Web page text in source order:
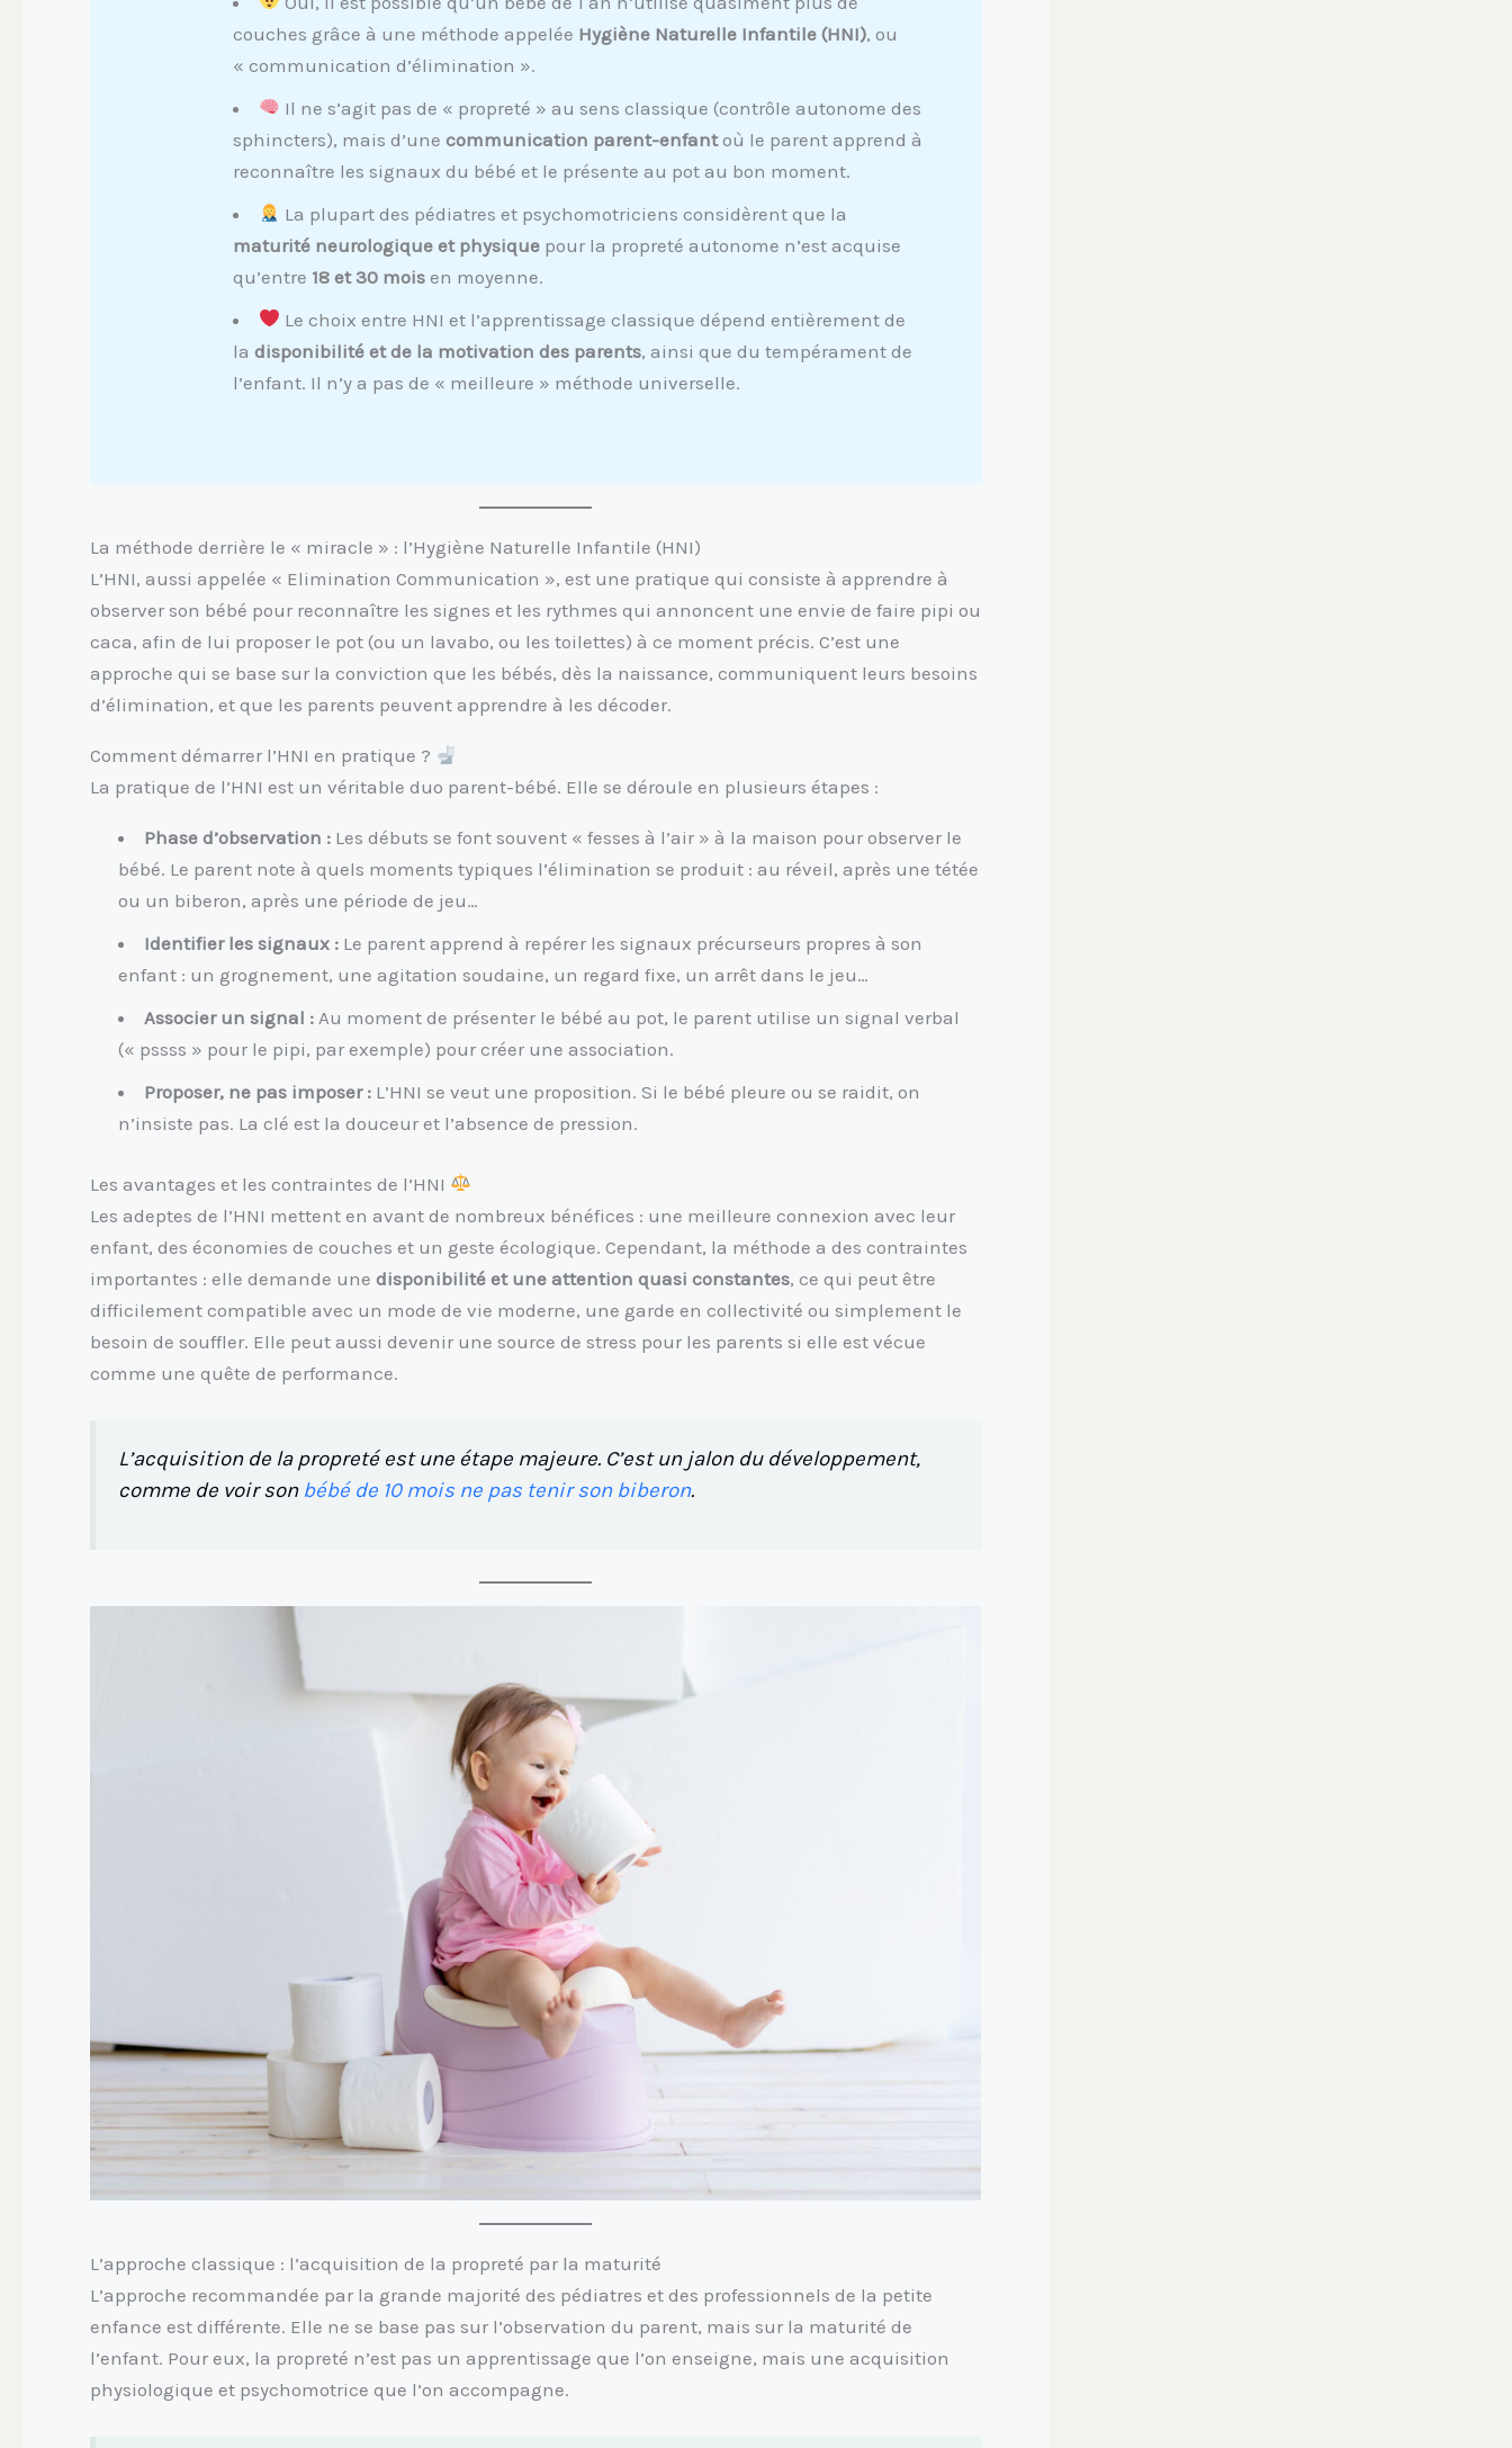
couches grâce à une méthode appelée Hygiène Naturelle Infantile (HNI), ou
« communication d’élimination ».
Il ne s’agit pas de « propreté » au sens classique (contrôle autonome des
sphincters), mais d’une communication parent-enfantoù le parent apprend à
reconnaître les signaux du bébé et le présente au pot au bon moment.
La plupart des pédiatres et psychomotriciens considèrent que la
maturité neurologique et physique pour la propreté autonome n’est acquise
qu’entre 18 et 30 mois en moyenne.
Le choix entre HNI et l’apprentissage classique dépend entièrement de
la disponibilité et de la motivation des parents, ainsi que du tempérament de
l’enfant. Il n’y a pas de « meilleure » méthode universelle.
La méthode derrière le « miracle » : l’Hygiène Naturelle Infantile (HNI)
L’HNI, aussi appelée « Elimination Communication », est une pratique qui consiste à apprendre à
observer son bébé pour reconnaître les signes et les rythmes qui annoncent une envie de faire pipi ou
caca, afin de lui proposer le pot (ou un lavabo, ou les toilettes) à ce moment précis. C’est une
approche qui se base sur la conviction que les bébés, dès la naissance, communiquent leurs besoins
d’élimination, et que les parents peuvent apprendre à les décoder.
Comment démarrer l’HNI en pratique ?
La pratique de l’HNI est un véritable duo parent-bébé. Elle se déroule en plusieurs étapes :
Phase d’observation : Les débuts se font souvent « fesses à l’air » à la maison pour observer le
bébé. Le parent note à quels moments typiques l’élimination se produit : au réveil, après une tétée
ou un biberon, après une période de jeu…
Identifier les signaux : Le parent apprend à repérer les signaux précurseurs propres à son
enfant : un grognement, une agitation soudaine, un regard fixe, un arrêt dans le jeu…
Associer un signal : Au moment de présenter le bébé au pot, le parent utilise un signal verbal
(« pssss » pour le pipi, par exemple) pour créer une association.
Proposer, ne pas imposer : L’HNI se veut une proposition. Si le bébé pleure ou se raidit, on
n’insiste pas. La clé est la douceur et l’absence de pression.
Les avantages et les contraintes de l’HNI
Les adeptes de l’HNI mettent en avant de nombreux bénéfices : une meilleure connexion avec leur
enfant, des économies de couches et un geste écologique. Cependant, la méthode a des contraintes
importantes : elle demande une disponibilité et une attention quasi constantes, ce qui peut être
difficilement compatible avec un mode de vie moderne, une garde en collectivité ou simplement le
besoin de souffler. Elle peut aussi devenir une source de stress pour les parents si elle est vécue
comme une quête de performance.
L’acquisition de la propreté est une étape majeure. C’est un jalon du développement,
comme de voir son bébé de 10 mois ne pas tenir son biberon.
L’approche classique : l’acquisition de la propreté par la maturité
L’approche recommandée par la grande majorité des pédiatres et des professionnels de la petite
enfance est différente. Elle ne se base pas sur l’observation du parent, mais sur la maturité de
l’enfant. Pour eux, la propreté n’est pas un apprentissage que l’on enseigne, mais une acquisition
physiologique et psychomotrice que l’on accompagne.